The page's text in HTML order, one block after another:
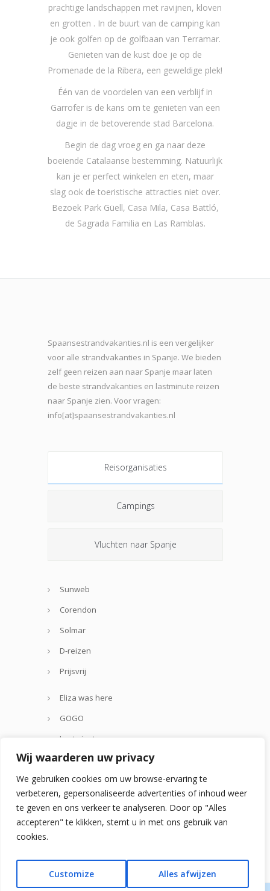
Wij waarderen uw privacy
We gebruiken cookies om uw browse-ervaring te
verbeteren, gepersonaliseerde advertenties of inhoud weer
te geven en ons verkeer te analyseren. Door op "Alles
accepteren" te klikken, stemt u in met ons gebruik van
cookies.
Customize Alles afwijzen
prachtige landschappen met ravijnen, kloven
en grotten . In de buurt van de camping kan
je ook golfen op de golfbaan van Terramar.
Genieten van de kust doe je op de
Promenade de la Ribera, een geweldige plek!
Één van de voordelen van een verblijf in
Garrofer is de kans om te genieten van een
dagje in de betoverende stad Barcelona.
Begin de dag vroeg en ga naar deze
boeiende Catalaanse bestemming. Natuurlijk
kan je er perfect winkelen en eten, maar
slag ook de toeristische attracties niet over.
Bezoek Park Güell, Casa Mila, Casa Battló,
de Sagrada Familia en Las Ramblas.
Spaansestrandvakanties.nl is een vergelijker
voor alle strandvakanties in Spanje. We bieden
zelf geen reizen aan naar Spanje maar laten
de beste strandvakanties en lastminute reizen
naar Spanje zien. Voor vragen:
info[at]spaansestrandvakanties.nl
Reisorganisaties
Campings
Vluchten naar Spanje
Sunweb
Corendon
Solmar
D-reizen
Prijsvrij
Eliza was here
GOGO
Lastminute.com
Thomas Cook
Zoover